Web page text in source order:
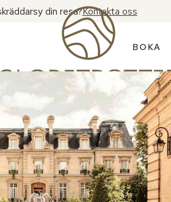
din resa?Kontakta oss
BOKA